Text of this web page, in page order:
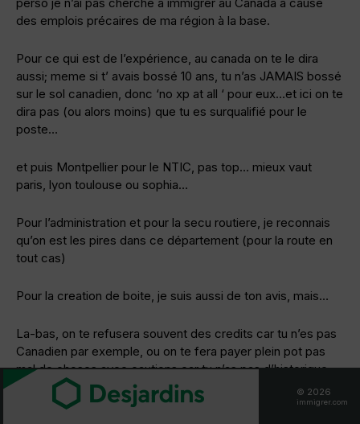
des emplois précaires de ma région à la base.
Pour ce qui est de l’expérience, au canada on te le dira
aussi; meme si t’ avais bossé 10 ans, tu n’as JAMAIS bossé
sur le sol canadien, donc ‘no xp at all ‘ pour eux…et ici on te
dira pas (ou alors moins) que tu es surqualifié pour le
poste…
et puis Montpellier pour le NTIC, pas top… mieux vaut
paris, lyon toulouse ou sophia…
Pour l’administration et pour la secu routiere, je reconnais
qu’on est les pires dans ce département (pour la route en
tout cas)
Pour la creation de boite, je suis aussi de ton avis, mais…
La-bas, on te refusera souvent des credits car tu n’es pas
Canadien par exemple, ou on te fera payer plein pot pas
mal de choses avec cautions car tu n’as pas d’historique
de crédit
© 2026
immigrer.com